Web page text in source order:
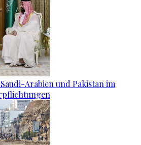
Arabien und Pakistan im